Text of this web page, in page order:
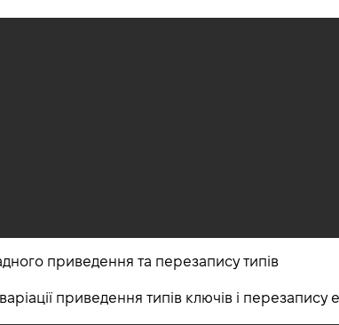
приведення та перезапису типів
приведення типів ключів і перезапису